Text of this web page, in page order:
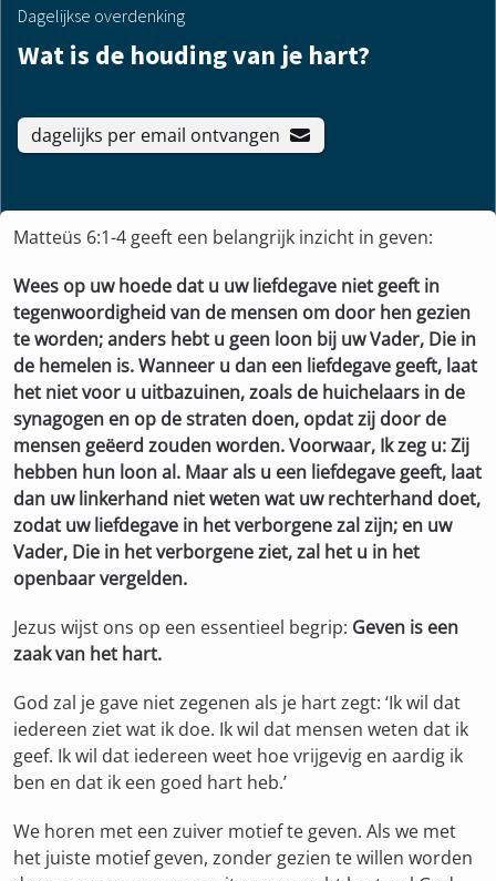
Dagelijkse overdenking
Wat is de houding van je hart?
dagelijks per email ontvangen
Matteüs 6:1-4 geeft een belangrijk inzicht in geven:
Wees op uw hoede dat u uw liefdegave niet geeft in
tegenwoordigheid van de mensen om door hen gezien
te worden; anders hebt u geen loon bij uw Vader, Die in
de hemelen is. Wanneer u dan een liefdegave geeft, laat
het niet voor u uitbazuinen, zoals de huichelaars in de
synagogen en op de straten doen, opdat zij door de
mensen geëerd zouden worden. Voorwaar, Ik zeg u: Zij
hebben hun loon al. Maar als u een liefdegave geeft, laat
dan uw linkerhand niet weten wat uw rechterhand doet,
zodat uw liefdegave in het verborgene zal zijn; en uw
Vader, Die in het verborgene ziet, zal het u in het
openbaar vergelden.
Jezus wijst ons op een essentieel begrip: Geven is een
zaak van het hart.
God zal je gave niet zegenen als je hart zegt: ‘Ik wil dat
iedereen ziet wat ik doe. Ik wil dat mensen weten dat ik
geef. Ik wil dat iedereen weet hoe vrijgevig en aardig ik
ben en dat ik een goed hart heb.’
We horen met een zuiver motief te geven. Als we met
het juiste motief geven, zonder gezien te willen worden